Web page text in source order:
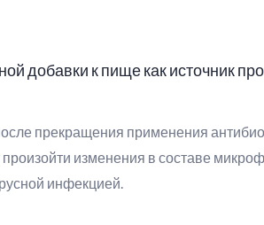
добавки к пище как источник
прекращения применения
изменения в составе
инфекцией.